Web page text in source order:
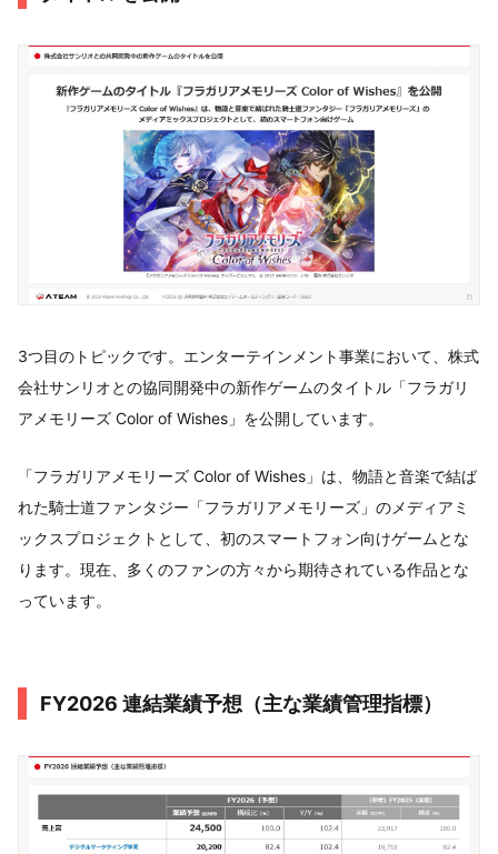
3つ目のトピックです。エンターテインメント事業において、株式
会社サンリオとの協同開発中の新作ゲームのタイトル「フラガリ
アメモリーズ Color of Wishes」を公開しています。
「フラガリアメモリーズ Color of Wishes」は、物語と音楽で結ば
れた騎士道ファンタジー「フラガリアメモリーズ」のメディアミ
ックスプロジェクトとして、初のスマートフォン向けゲームとな
ります。現在、多くのファンの方々から期待されている作品とな
っています。
FY2026 連結業績予想（主な業績管理指標）